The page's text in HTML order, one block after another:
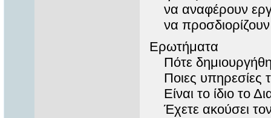
να αναφέρουν
να προσδιορίζουν
Ερωτήματα
Πότε
Ποιες υπηρεσίες
Είναι το ίδιο το
Έχετε ακούσει